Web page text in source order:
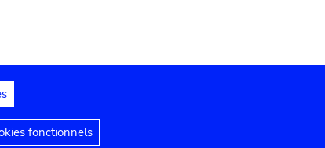
Déclaration d'accessibilité
fonctionnels